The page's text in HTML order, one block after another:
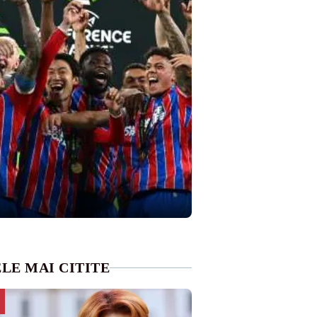
MAI CITITE